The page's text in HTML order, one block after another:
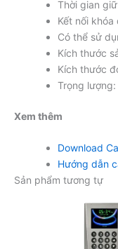
Thời gian
Kết nối
Có thể sử
Kích thước
Kích thước
Trọng lượng:
Xem thêm
Download
Hướng dẫn
Sản phẩm tương tự